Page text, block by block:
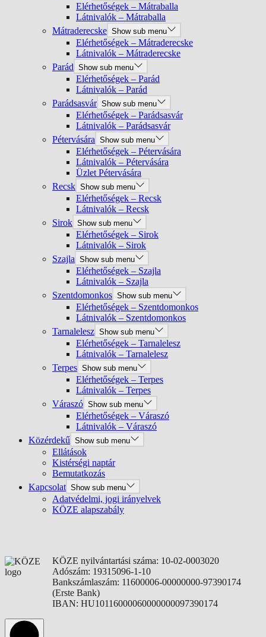
Elérhetőségek – Mátraballa
Látnivalók – Mátraballa
Mátraderecske Show sub menu
Elérhetőségek – Mátraderecske
Látnivalók – Mátraderecske
Parád Show sub menu
Elérhetőségek – Parád
Látnivalók – Parád
Parádsasvár Show sub menu
Elérhetőségek – Parádsasvár
Látnivalók – Parádsasvár
Pétervására Show sub menu
Elérhetőségek – Pétervására
Látnivalók – Pétervására
Üzlet Pétervására
Recsk Show sub menu
Elérhetőségek – Recsk
Látnivalók – Recsk
Sirok Show sub menu
Elérhetőségek – Sirok
Látnivalók – Sirok
Szajla Show sub menu
Elérhetőségek – Szajla
Látnivalók – Szajla
Szentdomonkos Show sub menu
Elérhetőségek – Szentdomonkos
Látnivalók – Szentdomonkos
Tarnalelesz Show sub menu
Elérhetőségek – Tarnalelesz
Látnivalók – Tarnalelesz
Terpes Show sub menu
Elérhetőségek – Terpes
Látnivalók – Terpes
Váraszó Show sub menu
Elérhetőségek – Váraszó
Látnivalók – Váraszó
Közérdekű Show sub menu
Ellátások
Kistérségi naptár
Bemutatkozás
Kapcsolat Show sub menu
Adatvédelmi, jogi irányelvek
KÖZE alapszabály
KÖZE nyilvántartási száma: 10-02-0003020
Adószám: 19315096-1-10
Bankszámlaszám: 11600006-00000000-97390174
(Erste Bank)
IBAN: HU10116000060000000097390174